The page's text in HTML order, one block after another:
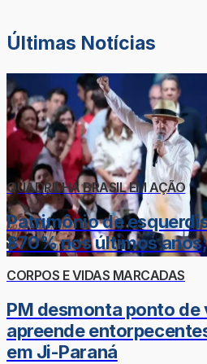
Últimas Notícias
QUADRILHA BRASIL EM AÇÃO
Patrimônio de
870% nos últimos
CORPOS E VIDAS MARCADAS
PM desmonta ponto de
apreende
em Ji-Paraná